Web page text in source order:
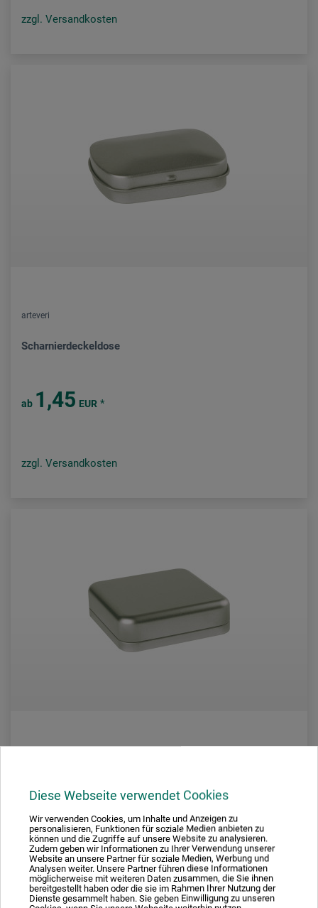
Diese Webseite verwendet Cookies
Wir verwenden Cookies, um Inhalte und Anzeigen zu
personalisieren, Funktionen für soziale Medien anbieten zu
können und die Zugriffe auf unsere Website zu analysieren.
Zudem geben wir Informationen zu Ihrer Verwendung unserer
Website an unsere Partner für soziale Medien, Werbung und
Analysen weiter. Unsere Partner führen diese Informationen
möglicherweise mit weiteren Daten zusammen, die Sie ihnen
bereitgestellt haben oder die sie im Rahmen Ihrer Nutzung der
Dienste gesammelt haben. Sie geben Einwilligung zu unseren
zzgl. Versandkosten
arteveri
Scharnierdeckeldose
ab 1,45 EUR *
zzgl. Versandkosten
Quadratische Designerdose
ab2,98 EUR *